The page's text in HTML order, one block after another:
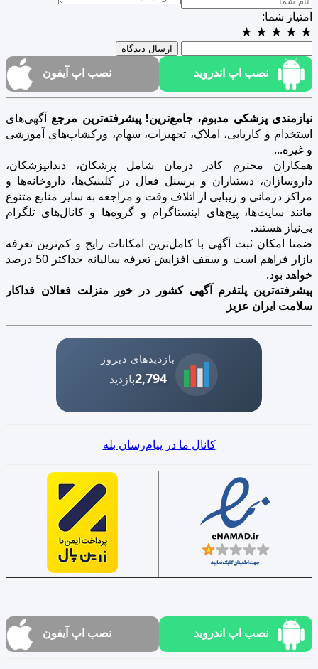
امتیاز شما:
★
★
★
★
★
ارسال دیدگاه
نصب اپ اندروید نصب اپ آیفون
نیازمندی پزشکی مدبوم، جامع‌ترین! پیشرفته‌ترین مرجع آگهی‌های
استخدام و کاریابی، املاک، تجهیزات، سهام، ورکشاپ‌های آموزشی
و غیره...
همکاران محترم کادر درمان شامل پزشکان، دندانپزشکان،
داروسازان، دستیاران و پرسنل فعال در کلینیک‌ها، داروخانه‌ها و
مراکز درمانی و زیبایی از اتلاف وقت و مراجعه به سایر منابع متنوع
مانند سایت‌ها، پیج‌های اینستاگرام و گروه‌ها و کانال‌های تلگرام
بی‌نیاز هستند.
ضمنا امکان ثبت آگهی با کامل‌ترین امکانات رایج و کم‌ترین تعرفه
بازار فراهم است و سقف افزایش تعرفه سالیانه حداکثر 50 درصد
خواهد بود.
پیشرفته‌ترین پلتفرم آگهی کشور در خور منزلت فعالان فداکار
سلامت ایران عزیز
بازدیدهای دیروز
2,794بازدید
کانال ما در پیام‌رسان بله
نصب اپ اندروید نصب اپ آیفون